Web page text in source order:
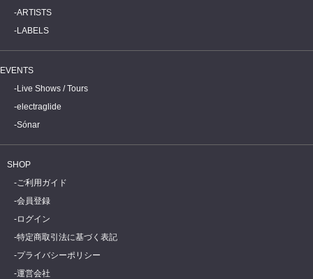
ARTISTS
LABELS
EVENTS
Live Shows / Tours
electraglide
Sónar
SHOP
ご利用ガイド
会員登録
ログイン
特定商取引法に基づく表記
プライバシーポリシー
運営会社